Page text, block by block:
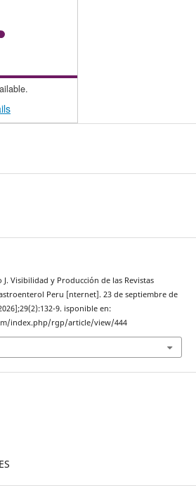
J. Visibilidad y Producción de las Revistas
Peru [nternet]. 23 de septiembre de
9. isponible en:
index.php/rgp/article/view/444